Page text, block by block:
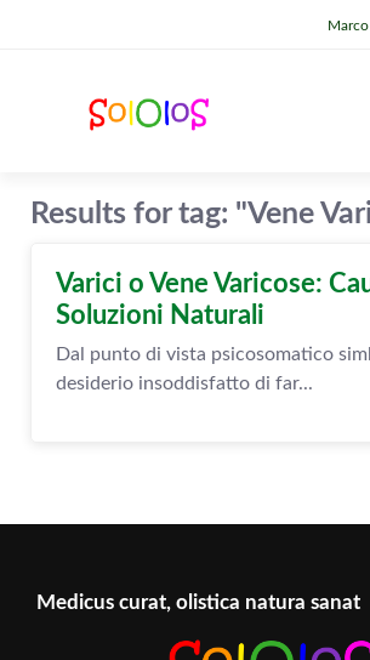
Results for tag: "Vene
Varici o Vene Varicose:
Soluzioni Naturali
Dal punto di vista psicosomatico
desiderio insoddisfatto di far...
Medicus curat, olistica natura sanat